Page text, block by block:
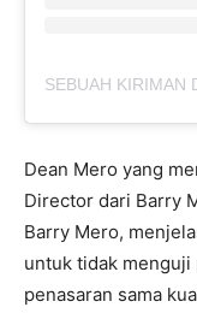
Dean Mero yang
Director dari Barry
Barry Mero,
untuk tidak menguji
penasaran sama